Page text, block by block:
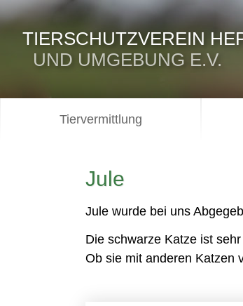
TIERSCHUTZVEREIN
UND UMGEBUNG E.V.
Tiervermittlung
Jule
Jule wurde bei uns
Die schwarze Katze ist
Ob sie mit anderen Katzen